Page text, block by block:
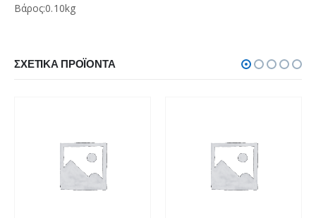
Βάρος:0.10kg
ΣΧΕΤΙΚΆ ΠΡΟΪΌΝΤΑ